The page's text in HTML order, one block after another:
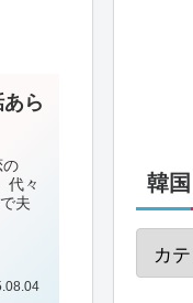
ら
の
代々
夫
韓